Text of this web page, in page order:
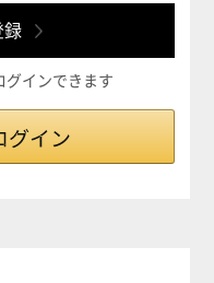
グインできます